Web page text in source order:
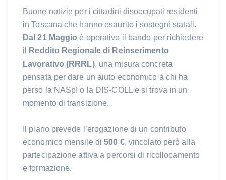
Buone notizie per i cittadini disoccupati residenti
in Toscana che hanno esaurito i sostegni statali.
Dal 21 Maggio è operativo il bando per richiedere
il
Reddito Regionale di Reinserimento
Lavorativo (RRRL), una misura concreta
pensata per dare un aiuto economico a chi ha
perso la NASpI o la DIS-COLL e si trova in un
momento di transizione.
Il piano prevede l’erogazione di un contributo
economico mensile di500 €, vincolato però alla
partecipazione attiva a percorsi di ricollocamento
e formazione.